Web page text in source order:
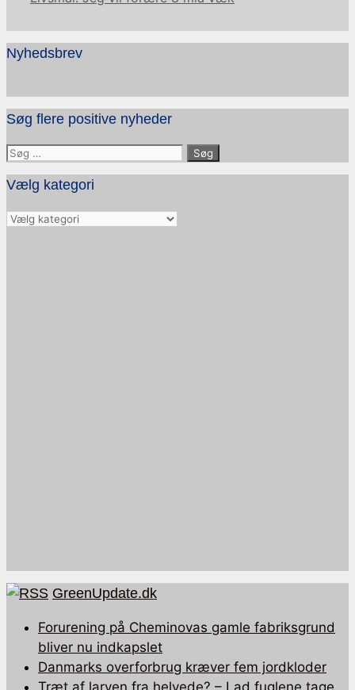
Nyhedsbrev
Søg flere positive nyheder
Søg
efter:
Vælg kategori
Vælg
GreenUpdate.dk
Forurening på Cheminovas gamle fabriksgrund
bliver nu indkapslet
Danmarks overforbrug kræver fem jordkloder
Træt af larven fra helvede? – Lad fuglene tage